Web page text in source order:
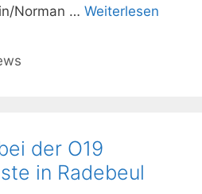
Norman … Weiterlesen
der O19
in Radebeul